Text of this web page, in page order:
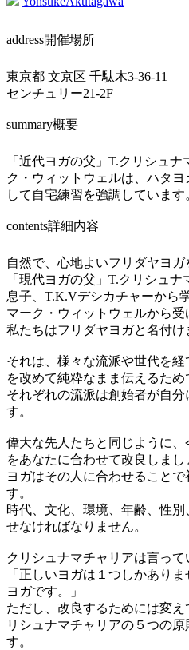
address開催場所
東京都 文京区 千駄木3-36-11
センチュリー21-2F
summary概要
「近代ヨガの父」T.クリシュ
ク・ウィットウェルは、ハタ
して自宅練習を強調しています
contents詳細内容
自然で、心地よいフリダヤヨガ
「現代ヨガの父」T.クリシュ
息子、T.K.Vデシカチャーから
マーク・ウィットウェルから
私たちはフリダヤヨガと名付け
それは、様々な流派や世代を
を改めて純粋なまま伝えるため
それぞれの流派は創始者が自
す。
偉大な先人たちと同じように
をあなたに合わせて改良しまし
ヨガはその人に合わせること
す。
時代、文化、環境、年齢、性
せなければなりません。
クリシュナマチャリアは言って
「正しいヨガは１つしかあり
ヨガです。」
ただし、改良するためには変
リシュナマチャリアの５つの
す。